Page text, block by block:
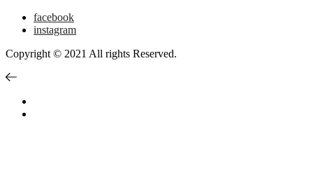
facebook
instagram
Copyright © 2021 All rights Reserved.